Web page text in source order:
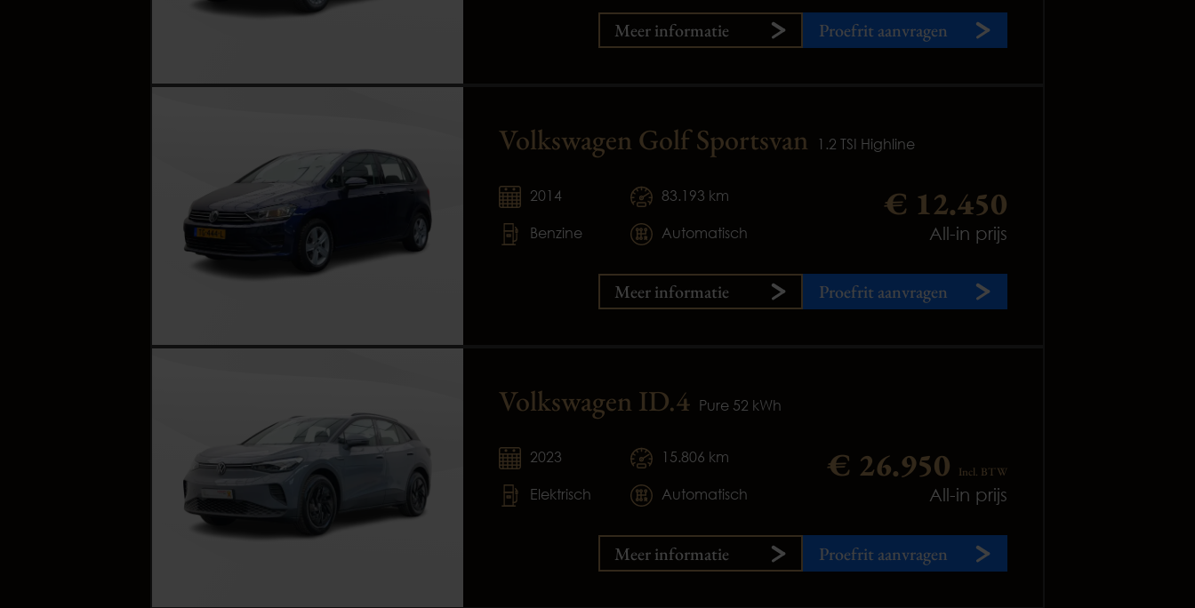
Meer informatie Proefrit aanvragen
Volkswagen Golf Sportsvan 1.2 TSI Highline
2014
Benzine
83.193 km
Automatisch
€ 12.450
All-in prijs
Meer informatie Proefrit aanvragen
Volkswagen ID.4 Pure 52 kWh
2023
Elektrisch
15.806 km
Automatisch
€ 26.950 Incl. BTW
All-in prijs
Meer informatie Proefrit aanvragen